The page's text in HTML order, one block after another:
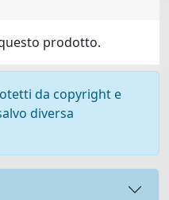
prodotto.
da copyright e
diversa